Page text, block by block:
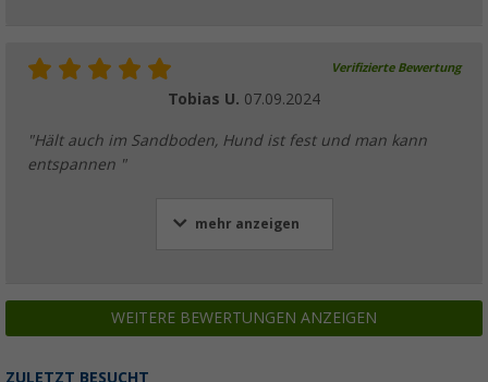
Verifizierte Bewertung
Tobias U. 07.09.2024
"Hält auch im Sandboden, Hund ist fest und man kann
entspannen "
mehr anzeigen
WEITERE BEWERTUNGEN ANZEIGEN
ZULETZT BESUCHT